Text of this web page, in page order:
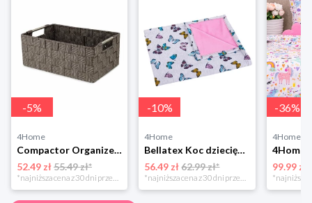
-5%
4Home
Compactor Organizer do przechowywania Toronto, 30 x 20 x 12 cm, ciemnobrązowy
52.49 zł55.49 zł*
*najniższa cena z 30 dni przed obniżką
-10%
4Home
Bellatex Koc dziecięcy Bára Butterfly różowy, 75 x 100 cm
56.49 zł 62.99 zł*
*najniższa cena z 30 dni przed obniżką
-36%
4Home
99.99 zł